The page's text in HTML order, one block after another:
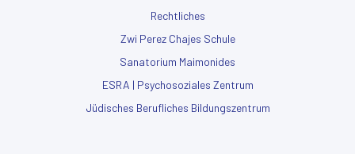
Rechtliches
Zwi Perez Chajes Schule
Sanatorium Maimonides
ESRA | Psychosoziales Zentrum
Jüdisches Berufliches Bildungszentrum